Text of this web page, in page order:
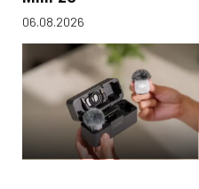
06.08.2026